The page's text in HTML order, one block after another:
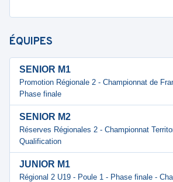
ÉQUIPES
SENIOR M1
Promotion Régionale 2 - Championnat de
Phase finale
SENIOR M2
Réserves Régionales 2 - Championnat
Qualification
JUNIOR M1
Régional 2 U19 - Poule 1 - Phase finale -